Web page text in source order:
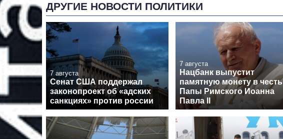
ДРУГИЕ НОВОСТИ ПОЛИТИКИ
7 августа
Сенат США поддержал
законопроект об «адских
санкциях» против россии
7 августа
Нацбанк выпустит
памятную монету в честь
Папы Римского Иоанна
Павла II